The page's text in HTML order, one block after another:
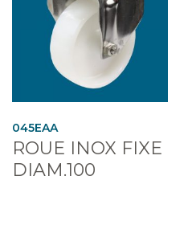
045EAA
ROUE INOX FIXE
DIAM.100